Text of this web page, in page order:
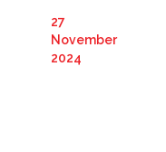
27
November
2024